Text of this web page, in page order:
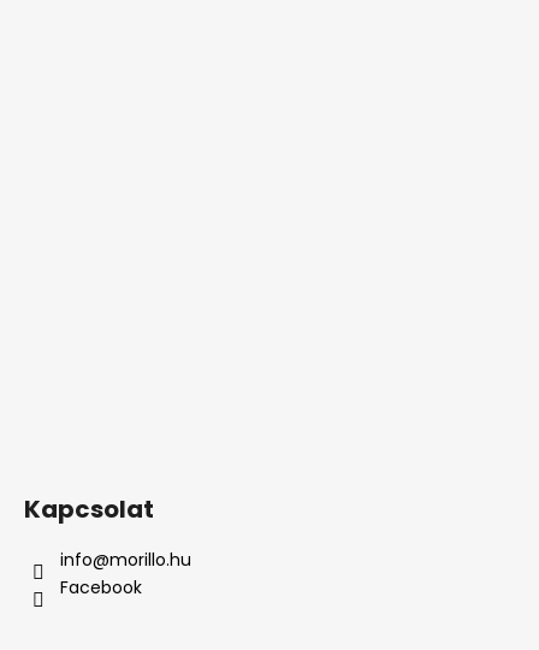
Kapcsolat
info@morillo.hu
Facebook